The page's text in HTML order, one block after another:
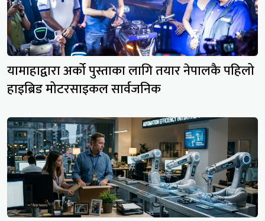
यामाहाद्वारा अर्को पुस्ताका लागि तयार नेपालकै पहिलो
हाइब्रिड मोटरसाइकल सार्वजनिक